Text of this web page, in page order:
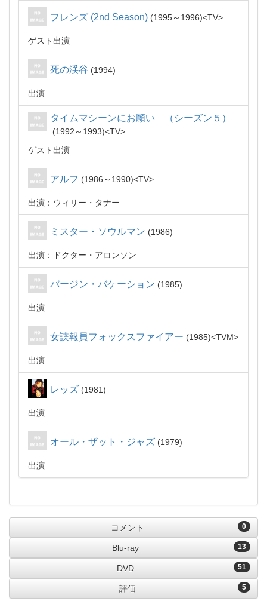
フレンズ (2nd Season) 1995～1996 TV
ゲスト出演
死の渓谷 1994
出演
タイムマシーンにお願い （シーズン５）
1992～1993
TV
ゲスト出演
アルフ 1986～1990 TV
出演：ウィリー・タナー
ミスター・ソウルマン 1986
出演：ドクター・アロンソン
バージン・バケーション 1985
出演
女諜報員フォックスファイアー 1985 TVM
出演
レッズ 1981
出演
オール・ザット・ジャズ 1979
出演
0
コメント
13
Blu-ray
51
DVD
5
評価